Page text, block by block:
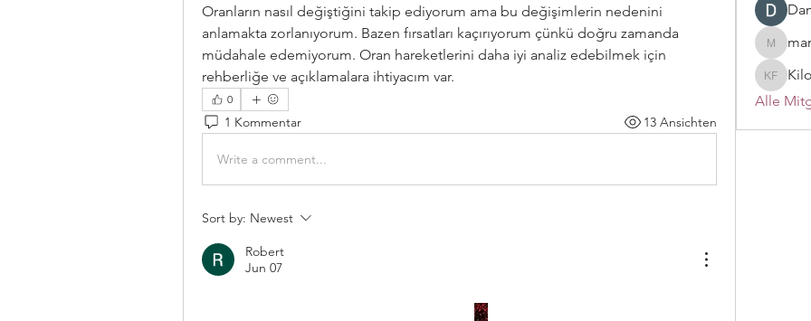
Oranların nasıl değiştiğini takip ediyorum ama bu değişimlerin nedenini
anlamakta zorlanıyorum. Bazen fırsatları kaçırıyorum çünkü doğru zamanda
müdahale edemiyorum. Oran hareketlerini daha iyi analiz edebilmek için
rehberliğe ve açıklamalara ihtiyacım var.
0
1 Kommentar 13 Ansichten
Write a comment...
Sort by: Newest
Robert
Jun 07
Kiloper
Alle